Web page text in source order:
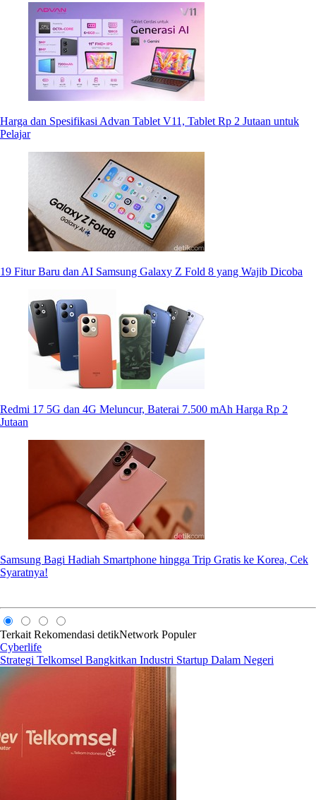
Harga dan Spesifikasi Advan Tablet V11, Tablet Rp 2 Jutaan untuk
Pelajar
19 Fitur Baru dan AI Samsung Galaxy Z Fold 8 yang Wajib Dicoba
Redmi 17 5G dan 4G Meluncur, Baterai 7.500 mAh Harga Rp 2
Jutaan
Samsung Bagi Hadiah Smartphone hingga Trip Gratis ke Korea, Cek
Syaratnya!
Terkait Rekomendasi detikNetwork Populer
Cyberlife
Strategi Telkomsel Bangkitkan Industri Startup Dalam Negeri